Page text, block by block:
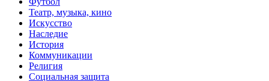
Театр, музыка, кино
Искусство
Наследие
История
Коммуникации
Религия
Социальная защита